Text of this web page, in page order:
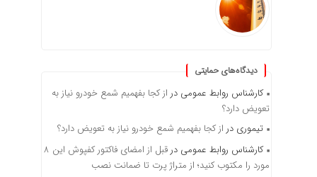
دیدگاه‌های حمایتی
کارشناس روابط عمومی در از کجا بفهمیم شمع خودرو نیاز به
تعویض دارد؟
تیموری در از کجا بفهمیم شمع خودرو نیاز به تعویض دارد؟
کارشناس روابط عمومی در
قبل از امضای فاکتور کفپوش این ۸
مورد را مکتوب کنید؛ از متراژ پرت تا ضمانت نصب